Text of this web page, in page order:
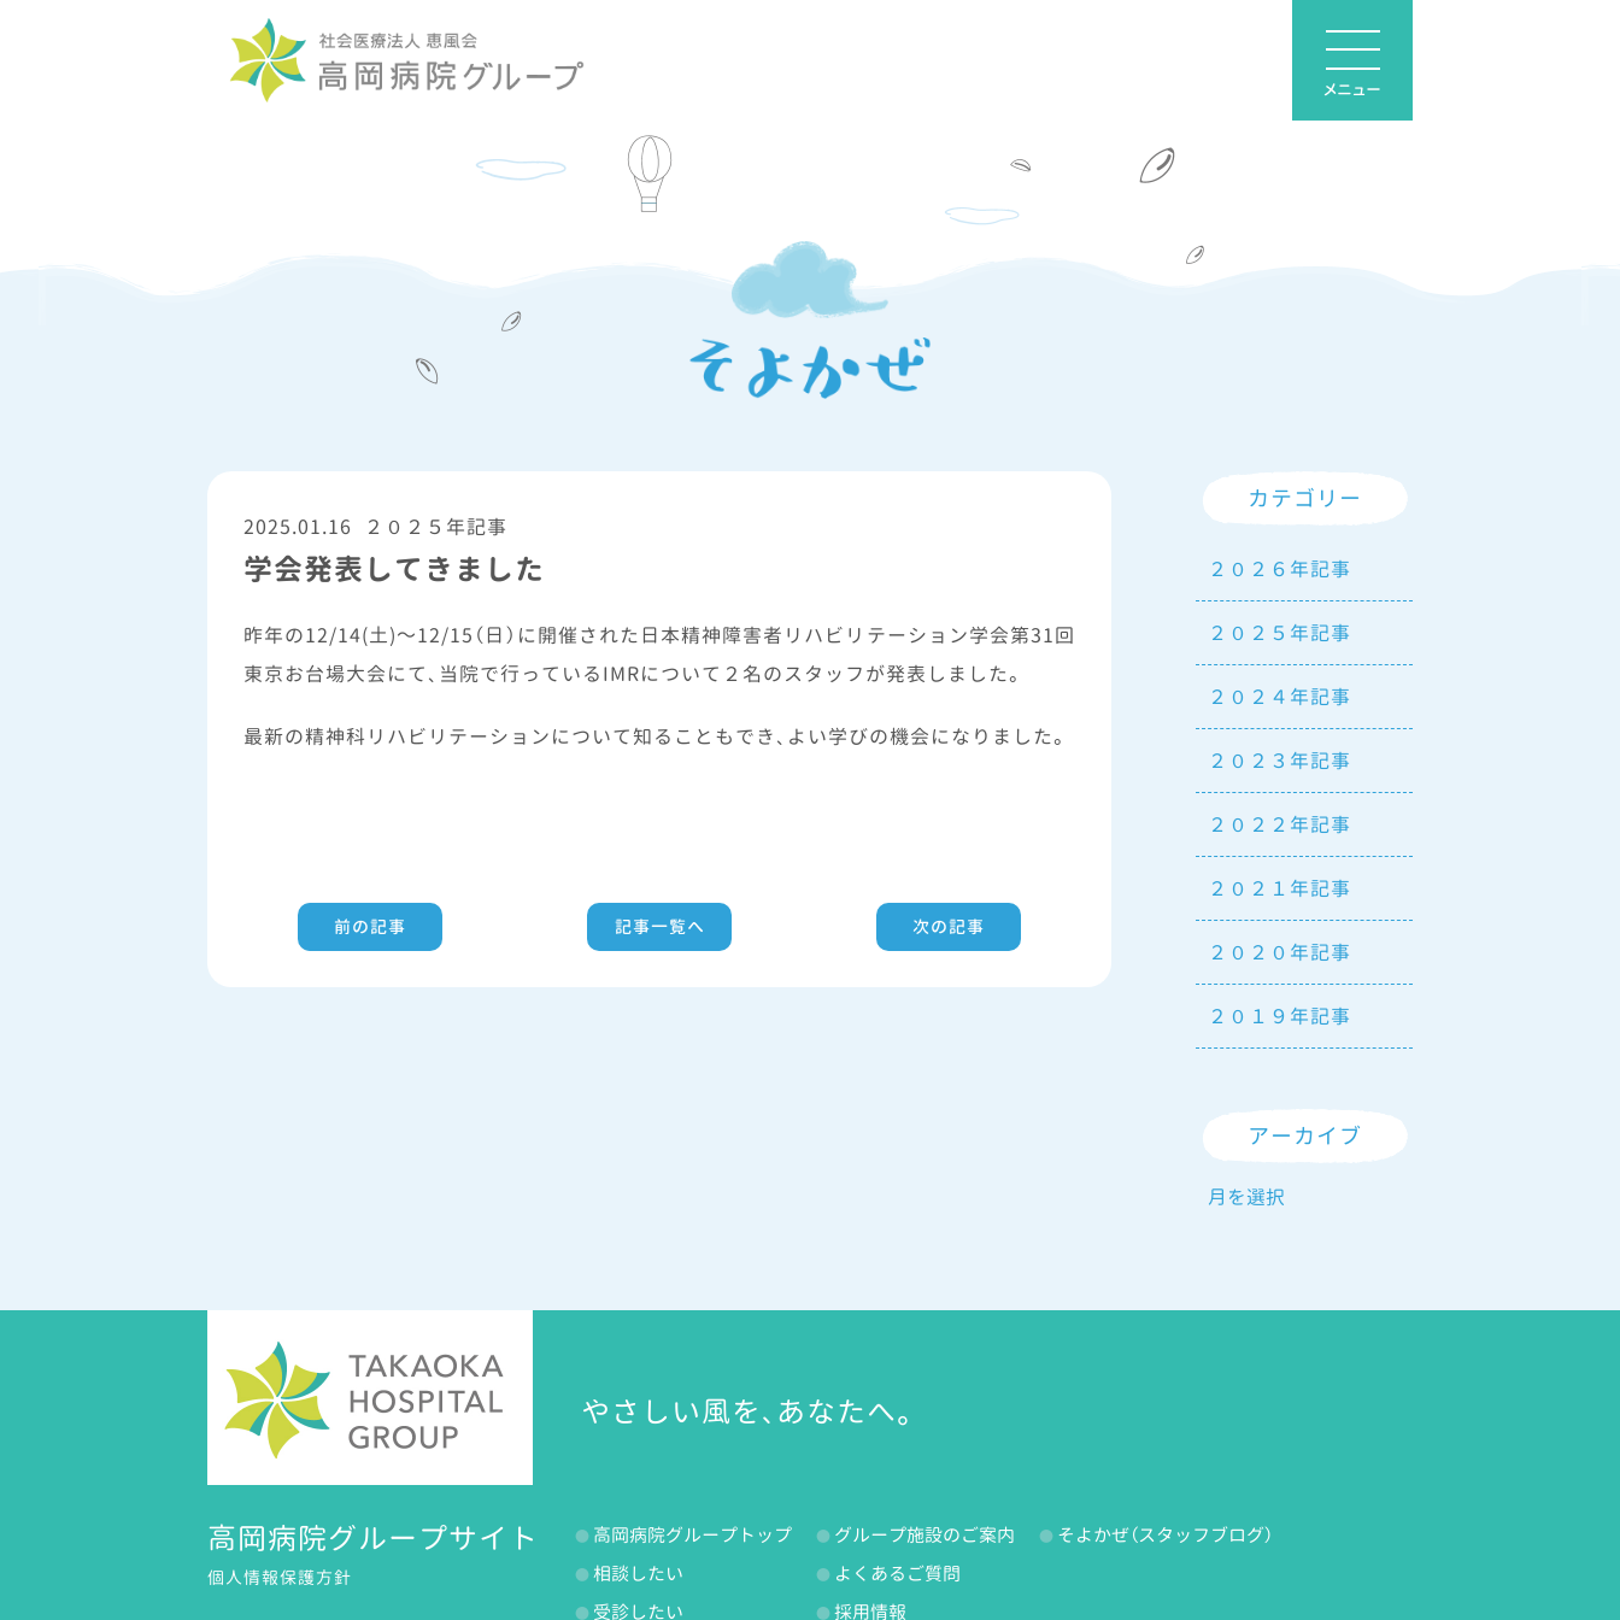
メニュー
2025.01.16 ２０２５年記事
学会発表してきました
昨年の12/14(土)～12/15（日）に開催された日本精神障害者リハビリテーション学会第31回
東京お台場大会にて、当院で行っているIMRについて２名のスタッフが発表しました。
最新の精神科リハビリテーションについて知ることもでき、よい学びの機会になりました。
前の記事 次の記事
記事一覧へ
カテゴリー
２０２６年記事
２０２５年記事
２０２４年記事
２０２３年記事
２０２２年記事
２０２１年記事
２０２０年記事
２０１９年記事
アーカイブ
やさしい風を、あなたへ。
高岡病院グループトップ
相談したい
受診したい
グループ施設のご案内
よくあるご質問
採用情報
そよかぜ（スタッフブログ）
高岡病院グループサイト
個人情報保護方針